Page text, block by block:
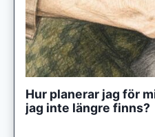
Hur planerar jag för
jag inte längre finns?